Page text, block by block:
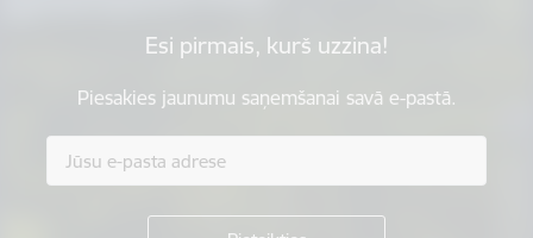
Esi pirmais, kurš uzzina!
Piesakies jaunumu saņemšanai savā e-pastā.